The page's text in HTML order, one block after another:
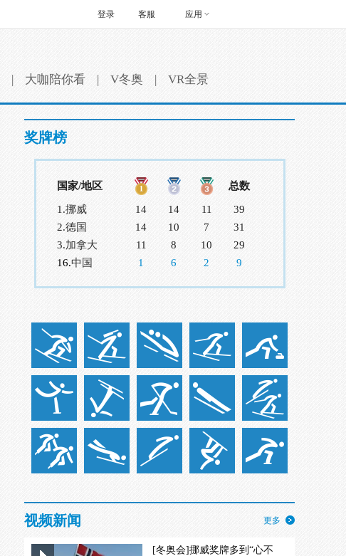
客服 应用
登录
| 大咖陪你看 | V冬奥 | VR全景
奖牌榜
国家/地区 总数
1.挪威 14 14 11
39
2.德国 14 10 7
31
3.加拿大 11 8 10
29
16.中国 1 6 2 9
视频新闻 更多
[冬奥会]挪威奖牌多到“心不